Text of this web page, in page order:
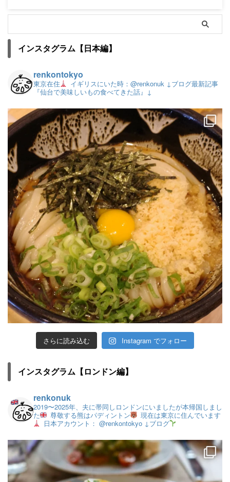
インスタグラム【日本編】
renkontokyo
東京在住 イギリスにいた時：@renkonuk ↓ブログ最新記事
『仙台で美味しいもの食べてきた話』↓
さらに読み込む Instagram でフォロー
インスタグラム【ロンドン編】
renkonuk
2019〜2025年、夫に帯同しロンドンにいましたが本帰国しまし
た
尊敬する熊はパディントン
現在は東京に住んでいます
日本アカウント： @renkontokyo ↓ブログ